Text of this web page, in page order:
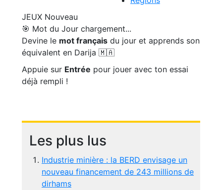
JEUX Nouveau
🎯 Mot du Jour chargement...
Devine le mot français du jour et apprends son
équivalent en Darija 🇲🇦
Appuie sur Entrée pour jouer avec ton essai
déjà rempli !
Les plus lus
Industrie minière : la BERD envisage un
nouveau financement de 243 millions de
dirhams